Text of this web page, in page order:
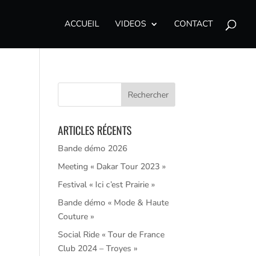
ACCUEIL VIDEOS CONTACT
ARTICLES RÉCENTS
Bande démo 2026
Meeting « Dakar Tour 2023 »
Festival « Ici c’est Prairie »
Bande démo « Mode & Haute
Couture »
Social Ride « Tour de France
Club 2024 – Troyes »